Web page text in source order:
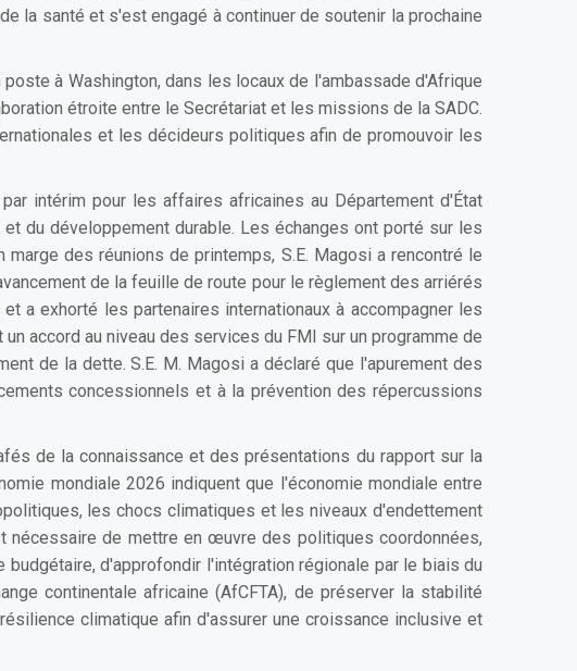
la santé et s'est engagé à continuer de soutenir la prochaine
à Washington, dans les locaux de l'ambassade d'Afrique
étroite entre le Secrétariat et les missions de la SADC.
et les décideurs politiques afin de promouvoir les
intérim pour les affaires africaines au Département d'État
du développement durable. Les échanges ont porté sur les
des réunions de printemps, S.E. Magosi a rencontré le
de la feuille de route pour le règlement des arriérés
a exhorté les partenaires internationaux à accompagner les
accord au niveau des services du FMI sur un programme de
de la dette. S.E. M. Magosi a déclaré que l'apurement des
concessionnels et à la prévention des répercussions
de la connaissance et des présentations du rapport sur la
mondiale 2026 indiquent que l'économie mondiale entre
les chocs climatiques et les niveaux d'endettement
nécessaire de mettre en œuvre des politiques coordonnées,
d'approfondir l'intégration régionale par le biais du
continentale africaine (AfCFTA), de préserver la stabilité
climatique afin d'assurer une croissance inclusive et